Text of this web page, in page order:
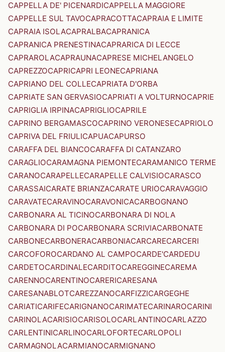
CAPPELLA DE' PICENARDICAPPELLA MAGGIORE
CAPPELLE SUL TAVOCAPRACOTTACAPRAIA E LIMITE
CAPRAIA ISOLACAPRALBACAPRANICA
CAPRANICA PRENESTINACAPRARICA DI LECCE
CAPRAROLACAPRAUNACAPRESE MICHELANGELO
CAPREZZOCAPRICAPRI LEONECAPRIANA
CAPRIANO DEL COLLECAPRIATA D'ORBA
CAPRIATE SAN GERVASIOCAPRIATI A VOLTURNOCAPRIE
CAPRIGLIA IRPINACAPRIGLIOCAPRILE
CAPRINO BERGAMASCOCAPRINO VERONESECAPRIOLO
CAPRIVA DEL FRIULICAPUACAPURSO
CARAFFA DEL BIANCOCARAFFA DI CATANZARO
CARAGLIOCARAMAGNA PIEMONTECARAMANICO TERME
CARANOCARAPELLECARAPELLE CALVISIOCARASCO
CARASSAICARATE BRIANZACARATE URIOCARAVAGGIO
CARAVATECARAVINOCARAVONICACARBOGNANO
CARBONARA AL TICINOCARBONARA DI NOLA
CARBONARA DI POCARBONARA SCRIVIACARBONATE
CARBONECARBONERACARBONIACARCARECARCERI
CARCOFOROCARDANO AL CAMPOCARDE'CARDEDU
CARDETOCARDINALECARDITOCAREGGINECAREMA
CARENNOCARENTINOCARERICARESANA
CARESANABLOTCAREZZANOCARFIZZICARGEGHE
CARIATICARIFECARIGNANOCARIMATECARINAROCARINI
CARINOLACARISIOCARISOLOCARLANTINOCARLAZZO
CARLENTINICARLINOCARLOFORTECARLOPOLI
CARMAGNOLACARMIANOCARMIGNANO